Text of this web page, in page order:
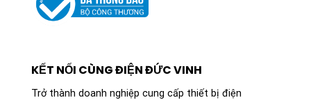
KẾT NỐI CÙNG ĐIỆN ĐỨC VINH
Trở thành doanh nghiệp cung cấp thiết bị điện